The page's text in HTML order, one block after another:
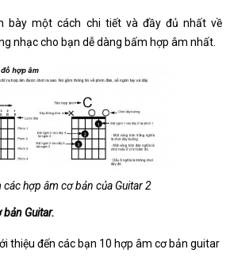
bày một cách chi tiết và đầy đủ nhất về
nhạc cho bạn dễ dàng bấm hợp âm nhất.
các hợp âm cơ bản của Guitar 2
Guitar.
thiệu đến các bạn 10 hợp âm cơ bản guitar